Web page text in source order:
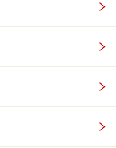
Sinsuran2,
横の路地に広が